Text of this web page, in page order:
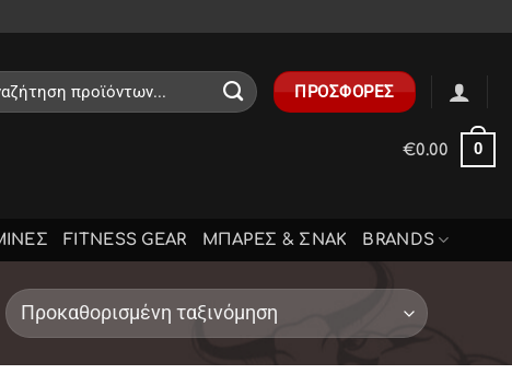
ΠΡΟΣΦΟΡΕΣ
€0.00 0
FITNESS GEAR ΜΠΑΡΕΣ & ΣΝΑΚ BRANDS